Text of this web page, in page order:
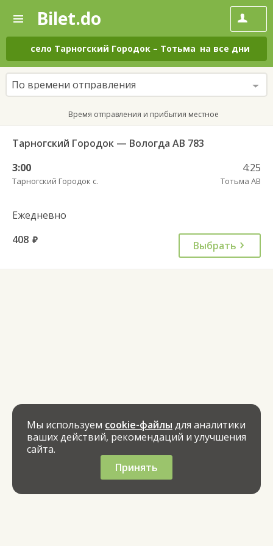
—
Поиск
и
покупка
билетов
на
автобус
онлайн
Bilet.do
село Тарногский Городок – Тотьма на все дни
По времени отправления
Время отправления и прибытия местное
Тарногский Городок — Вологда АВ 783
3:00
Тарногский Городок с.
4:25
Тотьма АВ
Ежедневно
408 руб. Выбрать
Мы используем cookie-файлы для аналитики
ваших действий, рекомендаций и улучшения
сайта.
Принять